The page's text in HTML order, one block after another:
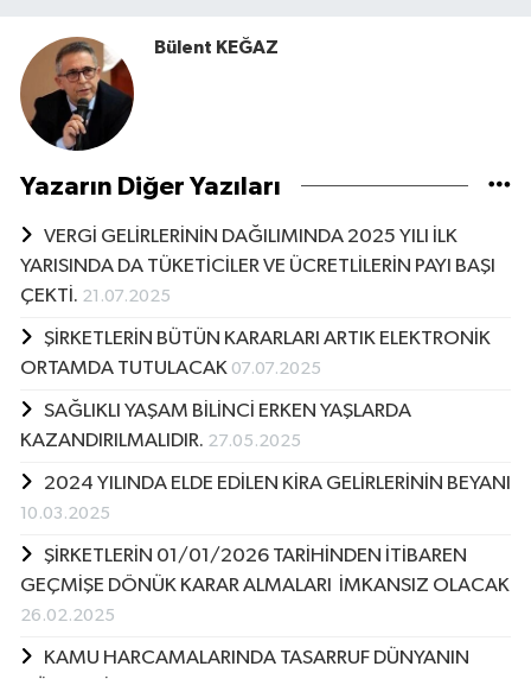
Bülent KEĞAZ
Yazarın Diğer Yazıları
VERGİ GELİRLERİNİN DAĞILIMINDA 2025 YILI İLK
YARISINDA DA TÜKETİCİLER VE ÜCRETLİLERİN PAYI BAŞI
ÇEKTİ. 21.07.2025
ŞİRKETLERİN BÜTÜN KARARLARI ARTIK ELEKTRONİK
ORTAMDA TUTULACAK 07.07.2025
SAĞLIKLI YAŞAM BİLİNCİ ERKEN YAŞLARDA
KAZANDIRILMALIDIR. 27.05.2025
2024 YILINDA ELDE EDİLEN KİRA GELİRLERİNİN BEYANI
10.03.2025
ŞİRKETLERİN 01/01/2026 TARİHİNDEN İTİBAREN
GEÇMİŞE DÖNÜK KARAR ALMALARI İMKANSIZ OLACAK
26.02.2025
KAMU HARCAMALARINDA TASARRUF DÜNYANIN